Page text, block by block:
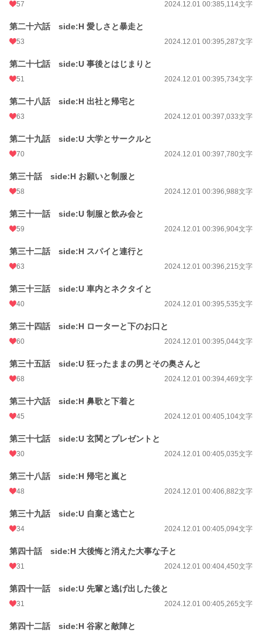
57 2024.12.01 00:385,114文字
第二十六話 side:H 愛しさと暴走と
53 2024.12.01 00:395,287文字
第二十七話 side:U 事後とはじまりと
51 2024.12.01 00:395,734文字
第二十八話 side:H 出社と帰宅と
63 2024.12.01 00:397,033文字
第二十九話 side:U 大学とサークルと
70 2024.12.01 00:397,780文字
第三十話 side:H お願いと制服と
58 2024.12.01 00:396,988文字
第三十一話 side:U 制服と飲み会と
59 2024.12.01 00:396,904文字
第三十二話 side:H スパイと連行と
63 2024.12.01 00:396,215文字
第三十三話 side:U 車内とネクタイと
40 2024.12.01 00:395,535文字
第三十四話 side:H ローターと下のお口と
60 2024.12.01 00:395,044文字
第三十五話 side:U 狂ったままの男とその奥さんと
68 2024.12.01 00:394,469文字
第三十六話 side:H 鼻歌と下着と
45 2024.12.01 00:405,104文字
第三十七話 side:U 玄関とプレゼントと
30 2024.12.01 00:405,035文字
第三十八話 side:H 帰宅と嵐と
48 2024.12.01 00:406,882文字
第三十九話 side:U 自棄と逃亡と
34 2024.12.01 00:405,094文字
第四十話 side:H 大後悔と消えた大事な子と
31 2024.12.01 00:404,450文字
第四十一話 side:U 先輩と逃げ出した後と
31 2024.12.01 00:405,265文字
第四十二話 side:H 谷家と敵陣と